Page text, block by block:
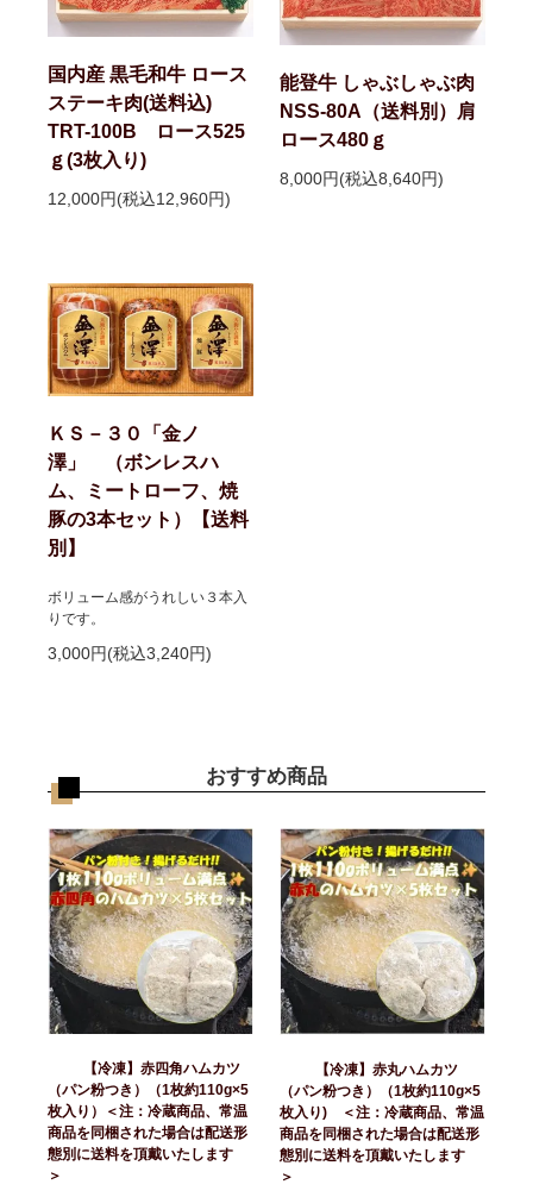
国内産 黒毛和牛 ロース
ステーキ肉(送料込)
TRT-100B ロース525
ｇ(3枚入り)
12,000円(税込12,960円)
能登牛 しゃぶしゃぶ肉
NSS-80A（送料別）肩
ロース480ｇ
8,000円(税込8,640円)
ＫＳ－３０「金ノ
澤」 （ボンレスハ
ム、ミートローフ、焼
豚の3本セット）【送料
別】
ボリューム感がうれしい３本入
りです。
3,000円(税込3,240円)
おすすめ商品
【冷凍】赤四角ハムカツ
（パン粉つき）（1枚約110g×5
枚入り）＜注：冷蔵商品、常温
商品を同梱された場合は配送形
態別に送料を頂戴いたします
＞
【冷凍】赤丸ハムカツ
（パン粉つき）（1枚約110g×5
枚入り) ＜注：冷蔵商品、常温
商品を同梱された場合は配送形
態別に送料を頂戴いたします
＞